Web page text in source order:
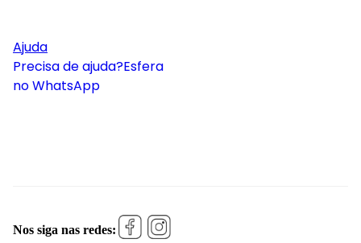
Ajuda
Precisa de ajuda?Esfera
no WhatsApp
Nos siga nas redes: